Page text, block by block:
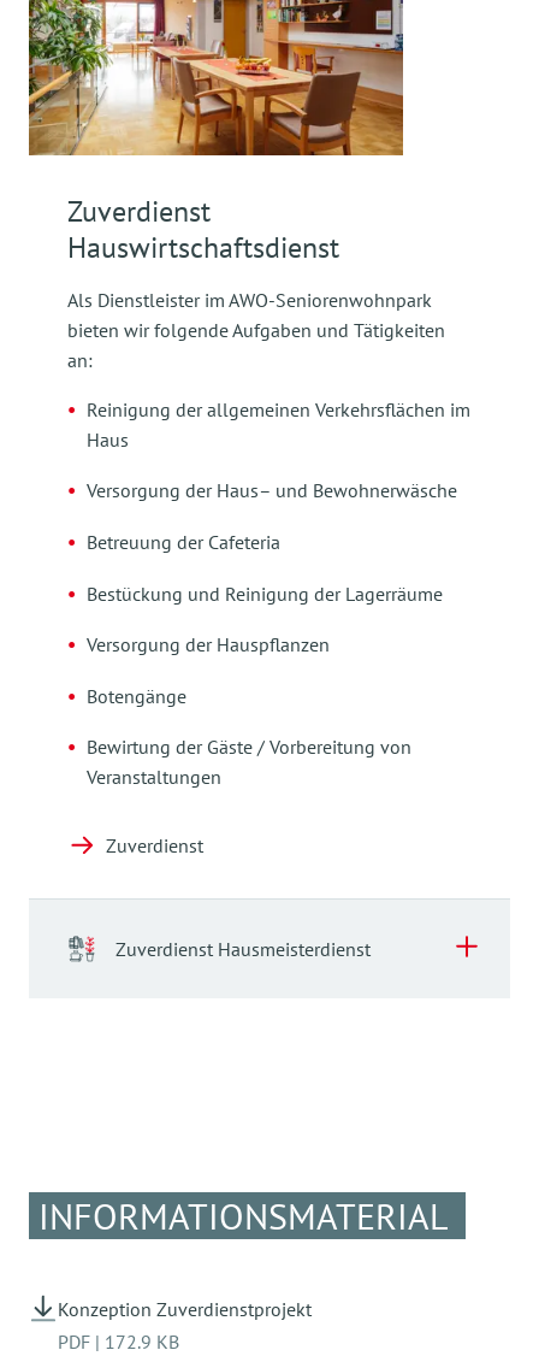
Zuverdienst
Hauswirtschaftsdienst
Als Dienstleister im AWO-Seniorenwohnpark
bieten wir folgende Aufgaben und Tätigkeiten
an:
Reinigung der allgemeinen Verkehrsflächen im
Haus
Versorgung der Haus– und Bewohnerwäsche
Betreuung der Cafeteria
Bestückung und Reinigung der Lagerräume
Versorgung der Hauspflanzen
Botengänge
Bewirtung der Gäste / Vorbereitung von
Veranstaltungen
Zuverdienst
Zuverdienst Hausmeisterdienst
Durchführung einfacher Reparatur- und
Renovierungsarbeiten
Betreuung der Lagerräume
INFORMATIONSMATERIAL
Konzeption Zuverdienstprojekt
PDF | 172.9 KB